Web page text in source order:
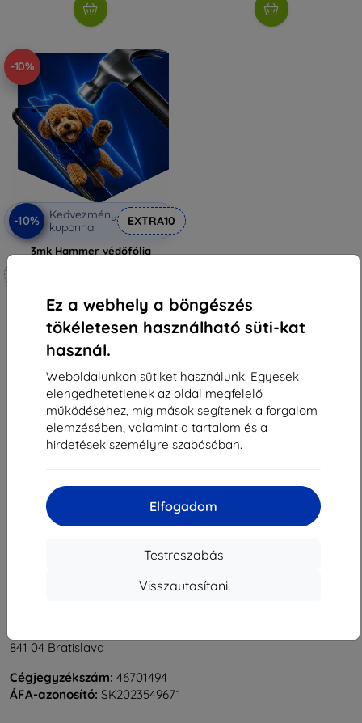
Ez a webhely a böngészés
tökéletesen használható süti-kat
használ.
Weboldalunkon sütiket használunk. Egyesek
elengedhetetlenek az oldal megfelelő
működéséhez, míg mások segítenek a forgalom
elemzésében, valamint a tartalom és a
hirdetések személyre szabásában.
Elfogadom
Testreszabás
Visszautasítani
-10%
-10%
Kedvezmény
kuponnal
EXTRA10
3mk Hammer védőfólia
6 990 Ft
6 291 Ft
Raktáron 4 darab
Összes találat5.
841 04 Bratislava
Cégjegyzékszám: 46701494
ÁFA-azonosító: SK2023549671